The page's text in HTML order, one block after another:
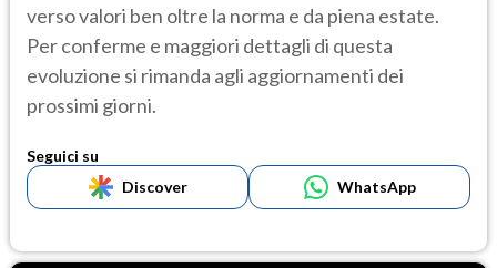
verso valori ben oltre la norma e da piena estate.
Per conferme e maggiori dettagli di questa
evoluzione si rimanda agli aggiornamenti dei
prossimi giorni.
Seguici su
Discover
WhatsApp